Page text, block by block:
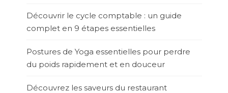
Découvrir le cycle comptable : un guide
complet en 9 étapes essentielles
Postures de Yoga essentielles pour perdre
du poids rapidement et en douceur
Découvrez les saveurs du restaurant